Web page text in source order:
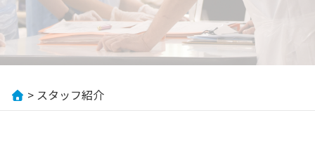
> スタッフ紹介